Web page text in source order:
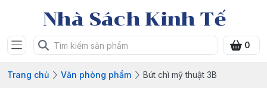
Nhà Sách Kinh Tế
0
Trang chủ Văn phòng phẩm Bút chì mỹ thuật 3B